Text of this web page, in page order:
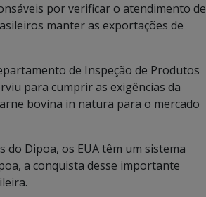
por verificar o atendimento de
manter as exportações de
de Inspeção de Produtos
para cumprir as exigências da
bovina in natura para o mercado
do Dipoa, os EUA têm um sistema
a conquista desse importante